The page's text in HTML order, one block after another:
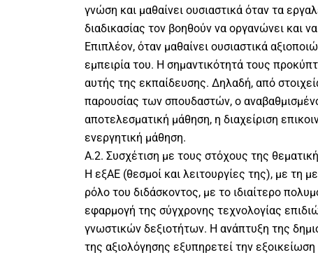
γνώση και μαθαίνει ουσιαστικά όταν τα
διαδικασίας τον βοηθούν να οργανώνει και
Επιπλέον, όταν μαθαίνει ουσιαστικά
εμπειρία του. Η σημαντικότητά τους
αυτής της εκπαίδευσης. Δηλαδή, από
παρουσίας των σπουδαστών, ο
αποτελεσματική μάθηση, η διαχείριση
ενεργητική μάθηση.
Α.2. Συσχέτιση με τους στόχους της
Η εξΑΕ (θεσμοί και λειτουργίες της), με τη
ρόλο του διδάσκοντος, με το ιδιαίτερο
εφαρμογή της σύγχρονης τεχνολογίας
γνωστικών δεξιοτήτων. Η ανάπτυξη της
της αξιολόγησης εξυπηρετεί την